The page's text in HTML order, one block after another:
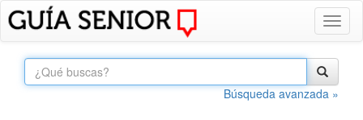
Búsqueda avanzada »